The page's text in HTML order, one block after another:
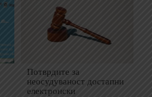
Потврдите за
неосудуваност достапни
електронски